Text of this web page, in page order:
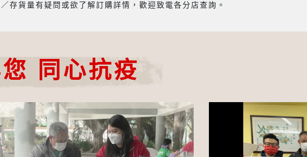
存貨量有疑問或欲了解訂購詳情，歡迎致電各分店查詢。
同心抗疫